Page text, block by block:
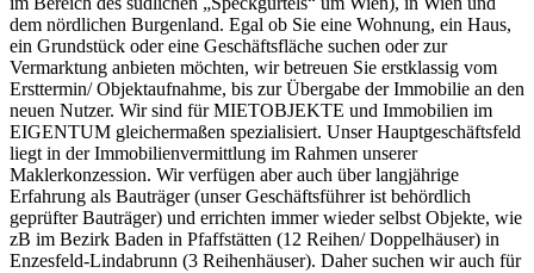
dem nördlichen Burgenland. Egal ob Sie eine Wohnung, ein Haus,
ein Grundstück oder eine Geschäftsfläche suchen oder zur
Vermarktung anbieten möchten, wir betreuen Sie erstklassig vom
Ersttermin/ Objektaufnahme, bis zur Übergabe der Immobilie an den
neuen Nutzer. Wir sind für MIETOBJEKTE und Immobilien im
EIGENTUM gleichermaßen spezialisiert. Unser Hauptgeschäftsfeld
liegt in der Immobilienvermittlung im Rahmen unserer
Maklerkonzession. Wir verfügen aber auch über langjährige
Erfahrung als Bauträger (unser Geschäftsführer ist behördlich
geprüfter Bauträger) und errichten immer wieder selbst Objekte, wie
zB im Bezirk Baden in Pfaffstätten (12 Reihen/ Doppelhäuser) in
Enzesfeld-Lindabrunn (3 Reihenhäuser). Daher suchen wir auch für